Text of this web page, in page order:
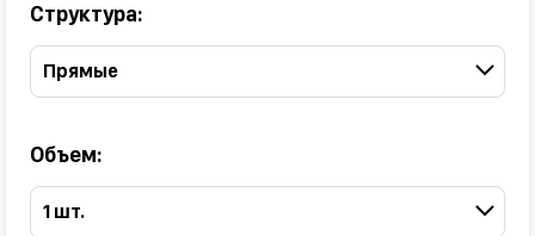
Структура:
Прямые
Объем:
1 шт.